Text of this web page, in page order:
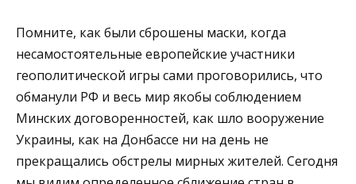
Помните, как были сброшены маски, когда
несамостоятельные европейские участники
геополитической игры сами проговорились, что
обманули РФ и весь мир якобы соблюдением
Минских договоренностей, как шло вооружение
Украины, как на Донбассе ни на день не
прекращались обстрелы мирных жителей. Сегодня